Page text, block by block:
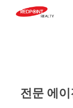
전문 에